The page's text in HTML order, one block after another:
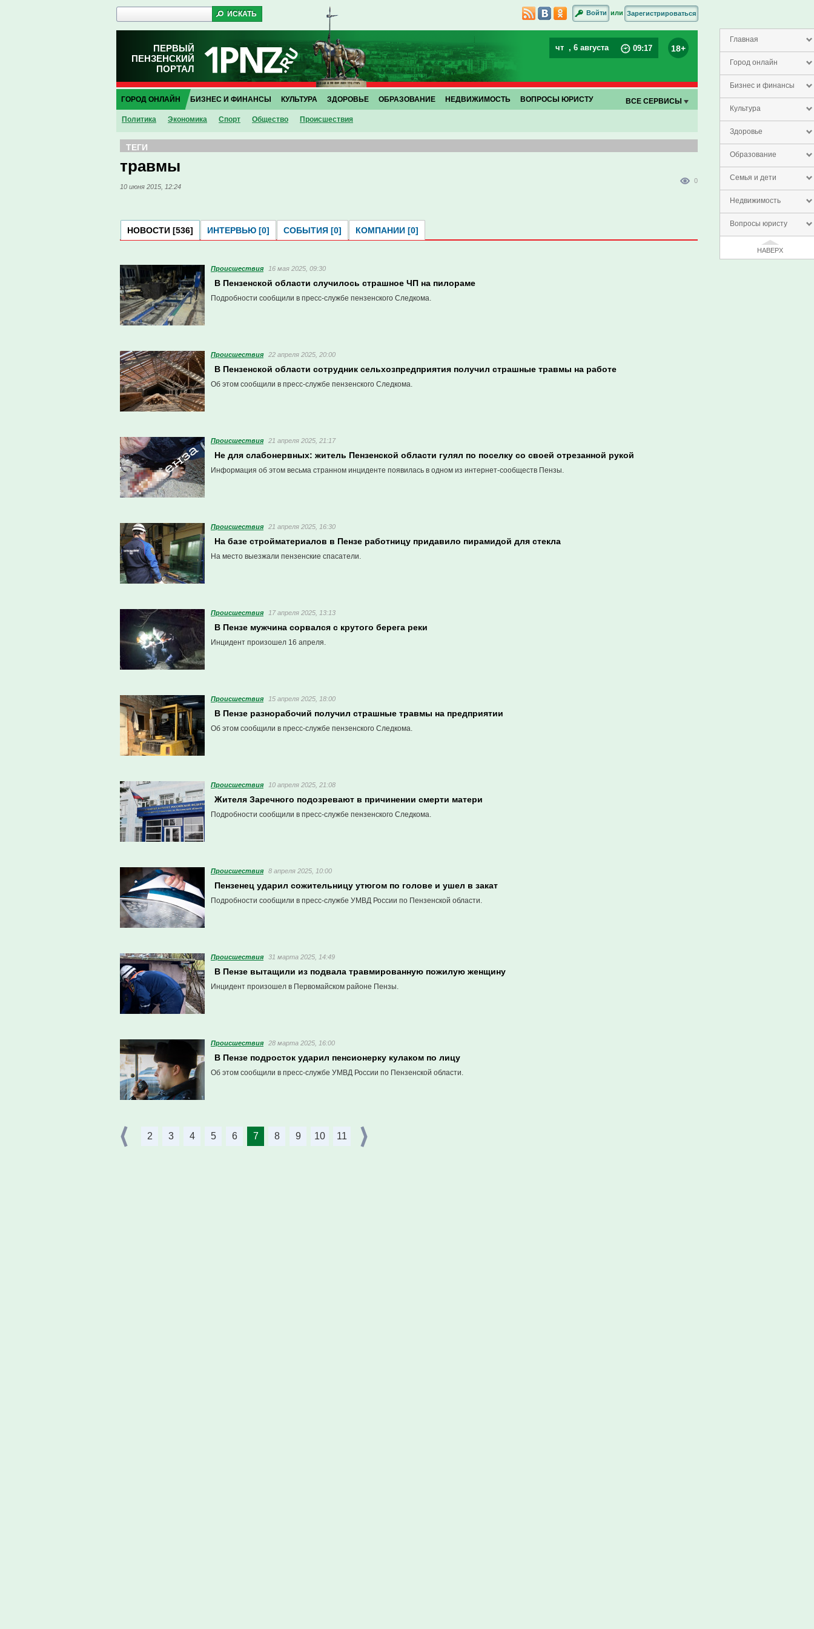
Главная
Город онлайн
Бизнес и финансы
Культура
Здоровье
Образование
Семья и дети
Недвижимость
Вопросы юристу
НАВЕРХ
Войти или Зарегистрироваться
ПЕРВЫЙ
ПЕНЗЕНСКИЙ
ПОРТАЛ
чт , 6 августа 09:17 18+
ГОРОД ОНЛАЙН
Политика Экономика Спорт Общество Проиcшествия
БИЗНЕС И ФИНАНСЫ КУЛЬТУРА ЗДОРОВЬЕ ОБРАЗОВАНИЕ НЕДВИЖИМОСТЬ ВОПРОСЫ ЮРИСТУ ВСЕ СЕРВИСЫ
ТЕГИ
травмы
10 июня 2015, 12:24
0
НОВОСТИ [536] ИНТЕРВЬЮ [0] СОБЫТИЯ [0] КОМПАНИИ [0]
Проиcшествия 16 мая 2025, 09:30
В Пензенской области случилось страшное ЧП на пилораме
Подробности сообщили в пресс-службе пензенского Следкома.
Проиcшествия 22 апреля 2025, 20:00
В Пензенской области сотрудник сельхозпредприятия получил страшные травмы на работе
Об этом сообщили в пресс-службе пензенского Следкома.
Проиcшествия 21 апреля 2025, 21:17
Не для слабонервных: житель Пензенской области гулял по поселку со своей отрезанной рукой
Информация об этом весьма странном инциденте появилась в одном из интернет-сообществ Пензы.
Проиcшествия 21 апреля 2025, 16:30
На базе стройматериалов в Пензе работницу придавило пирамидой для стекла
На место выезжали пензенские спасатели.
Проиcшествия 17 апреля 2025, 13:13
В Пензе мужчина сорвался с крутого берега реки
Инцидент произошел 16 апреля.
Проиcшествия 15 апреля 2025, 18:00
В Пензе разнорабочий получил страшные травмы на предприятии
Об этом сообщили в пресс-службе пензенского Следкома.
Проиcшествия 10 апреля 2025, 21:08
Жителя Заречного подозревают в причинении смерти матери
Подробности сообщили в пресс-службе пензенского Следкома.
Проиcшествия 8 апреля 2025, 10:00
Пензенец ударил сожительницу утюгом по голове и ушел в закат
Подробности сообщили в пресс-службе УМВД России по Пензенской области.
Проиcшествия 31 марта 2025, 14:49
В Пензе вытащили из подвала травмированную пожилую женщину
Инцидент произошел в Первомайском районе Пензы.
Проиcшествия 28 марта 2025, 16:00
В Пензе подросток ударил пенсионерку кулаком по лицу
Об этом сообщили в пресс-службе УМВД России по Пензенской области.
2 3 4 5 6 7 8 9 10 11